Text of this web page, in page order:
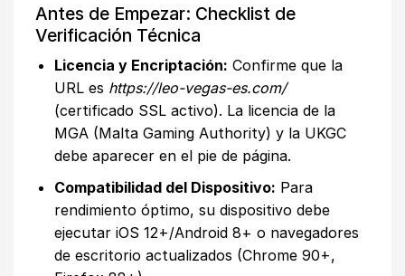
Antes de Empezar: Checklist de
Verificación Técnica
Licencia y Encriptación: Confirme que la
URL es https://leo-vegas-es.com/
(certificado SSL activo). La licencia de la
MGA (Malta Gaming Authority) y la UKGC
debe aparecer en el pie de página.
Compatibilidad del Dispositivo: Para
rendimiento óptimo, su dispositivo debe
ejecutar iOS 12+/Android 8+ o navegadores
de escritorio actualizados (Chrome 90+,